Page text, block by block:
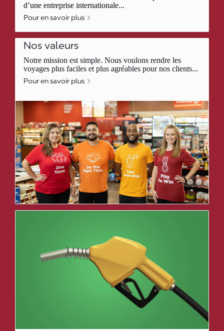
d’une entreprise internationale...
Pour en savoir plus
Nos valeurs
Notre mission est simple. Nous voulons rendre les
voyages plus faciles et plus agréables pour nos clients...
Pour en savoir plus